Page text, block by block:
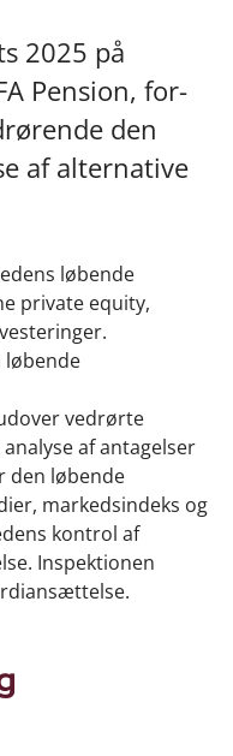
2025 på
Pension, for-
den
af alternative
løbende
private equity,
løbende
vedrørte
af antagelser
den løbende
markedsindeks og
kontrol af
Inspektionen